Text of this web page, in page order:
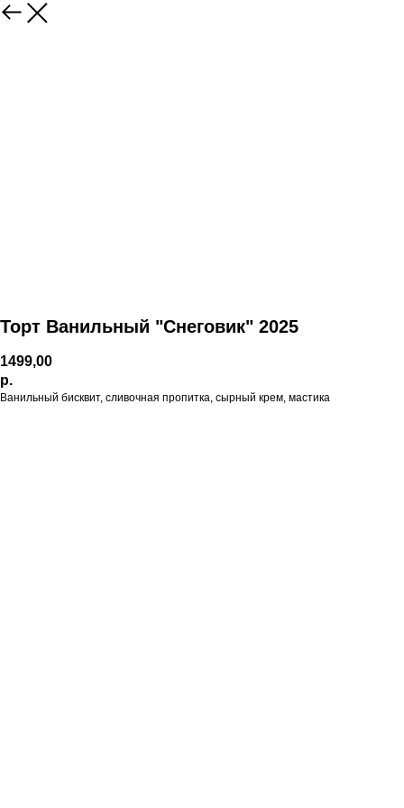
Торт Ванильный "Снеговик" 2025
1499,00
р.
Ванильный бисквит, сливочная пропитка, сырный крем, мастика